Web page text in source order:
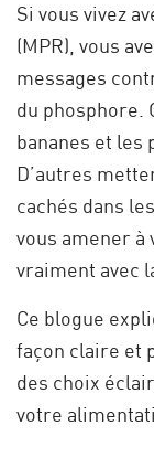
Si vous vivez
(MPR), vous
messages
du phosphore.
bananes et les
D’autres
cachés dans
vous amener à
vraiment avec
Ce blogue
façon claire et
des choix
votre